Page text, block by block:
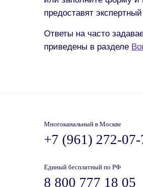
предоставят
Ответы на часто
приведены в разделе
Многоканальный в Москве
+7 (961) 272-07-
Единый бесплатный по РФ
8 800 777 18 05